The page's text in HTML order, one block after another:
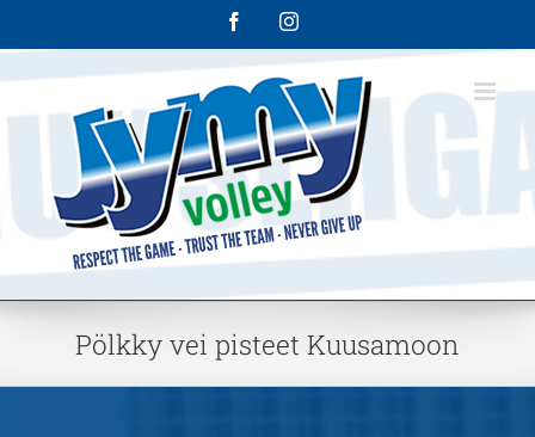
FacebookInstagram
Pölkky vei pisteet Kuusamoon